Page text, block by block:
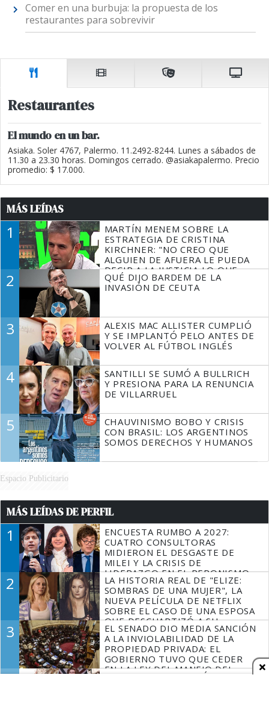
Comer en una burbuja: la propuesta de los
restaurantes para sobrevivir
Restaurantes
El mundo en un bar.
Asiaka. Soler 4767, Palermo. 11.2492-8244. Lunes a sábados de
11.30 a 23.30 horas. Domingos cerrado. @asiakapalermo. Precio
promedio: $ 17.000.
MÁS LEÍDAS
1
MARTÍN MENEM SOBRE LA
ESTRATEGIA DE CRISTINA
KIRCHNER: "NO CREO QUE
ALGUIEN DE AFUERA LE PUEDA
DECIR A LA JUSTICIA LO QUE
TIENE QUE HACER"
2
QUÉ DIJO BARDEM DE LA
INVASIÓN DE CEUTA
3
ALEXIS MAC ALLISTER CUMPLIÓ
Y SE IMPLANTÓ PELO ANTES DE
VOLVER AL FÚTBOL INGLÉS
4
SANTILLI SE SUMÓ A BULLRICH
Y PRESIONA PARA LA RENUNCIA
DE VILLARRUEL
5
CHAUVINISMO BOBO Y CRISIS
CON BRASIL: LOS ARGENTINOS
SOMOS DERECHOS Y HUMANOS
Espacio Publicitario
MÁS LEÍDAS DE PERFIL
1
ENCUESTA RUMBO A 2027:
CUATRO CONSULTORAS
MIDIERON EL DESGASTE DE
MILEI Y LA CRISIS DE
LIDERAZGO EN EL PERONISMO
2
LA HISTORIA REAL DE "ELIZE:
SOMBRAS DE UNA MUJER", LA
NUEVA PELÍCULA DE NETFLIX
SOBRE EL CASO DE UNA ESPOSA
QUE DESCUARTIZÓ A SU
MARIDO
3
EL SENADO DIO MEDIA SANCIÓN
A LA INVIOLABILIDAD DE LA
PROPIEDAD PRIVADA: EL
GOBIERNO TUVO QUE CEDER
EN LA LEY DEL MANEJO DEL
4
EL GOBIERNO PERDIÓ LA